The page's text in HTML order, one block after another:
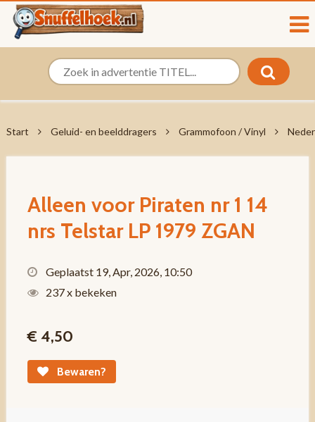
Start Geluid- en beelddragers Grammofoon / Vinyl
Alleen voor Piraten nr 1 14
nrs Telstar LP 1979 ZGAN
Geplaatst 19, Apr, 2026, 10:50
237 x bekeken
€ 4,50
Bewaren?